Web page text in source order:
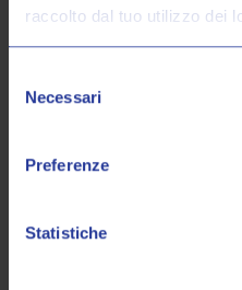
raccolto dal tuo utilizzo dei
delNecessari
Preferenze
Statistiche
Shark Helmets
INTERFONI MWD SHARK DOPPIO
Ricevi in anteprima novità,
SCONTO DEL 10%
Email:
Autorizzo il trattamento dei
scopi indicati